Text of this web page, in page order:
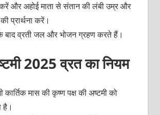
और अहोई माता से संतान की लंबी उम्र और
प्रार्थना करें।
बाद व्रती जल और भोजन ग्रहण करते हैं।
2025 व्रत का नियम
कार्तिक मास की कृष्ण पक्ष की अष्टमी को
है।